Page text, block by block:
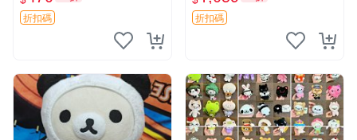
絨玩具 偽裝娃娃 玩具擺飾
折扣碼
玩偶 微瑕
折扣碼